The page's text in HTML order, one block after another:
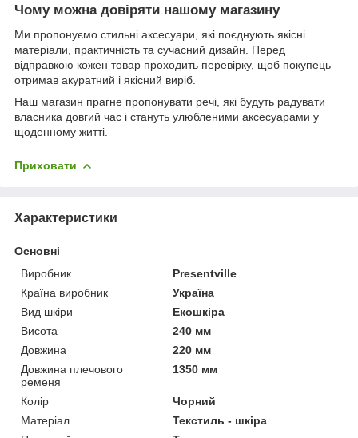
Чому можна довіряти нашому магазину
Ми пропонуємо стильні аксесуари, які поєднують якісні
матеріали, практичність та сучасний дизайн. Перед
відправкою кожен товар проходить перевірку, щоб покупець
отримав акуратний і якісний виріб.
Наш магазин прагне пропонувати речі, які будуть радувати
власника довгий час і стануть улюбленими аксесуарами у
щоденному житті.
Приховати
Характеристики
Основні
Виробник
Presentville
Країна виробник
Україна
Вид шкіри
Екошкіра
Висота
240 мм
Довжина
220 мм
Довжина плечового
ременя
1350 мм
Колір
Чорний
Матеріал
Текстиль - шкіра